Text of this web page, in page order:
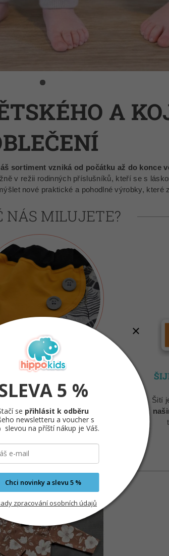
A
sortiment vzniká od počátku až do konce
v režii rodinných příslušníků, kteří se s
nové praktické a pohodlné výrobky, které
NÁS MILUJETE?
POZORNOST KAŽDÉMU
DETAILU
ipraktické . Maminky si pochvalují
stálobarevnostnašich výrobků.
Dáváme si záležet!
Šití
5 %
se přihlásit k odběru
newsletteru a voucher s
slevou na příští nákup je Váš.
Chci novinky a slevu 5 %
zpracování osobních údajů